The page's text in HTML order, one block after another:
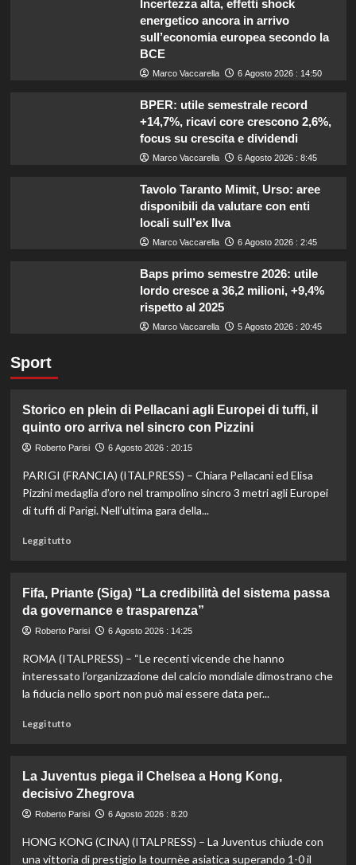
Incertezza alta, effetti shock
energetico ancora in arrivo
sull’economia europea secondo la
BCE
Marco Vaccarella 6 Agosto 2026 : 14:50
BPER: utile semestrale record
+14,7%, ricavi core crescono 2,6%,
focus su crescita e dividendi
Marco Vaccarella 6 Agosto 2026 : 8:45
Tavolo Taranto Mimit, Urso: aree
disponibili da valutare con enti
locali sull’ex Ilva
Marco Vaccarella 6 Agosto 2026 : 2:45
Baps primo semestre 2026: utile
lordo cresce a 36,2 milioni, +9,4%
rispetto al 2025
Marco Vaccarella 5 Agosto 2026 : 20:45
Sport
Storico en plein di Pellacani agli Europei di tuffi, il
quinto oro arriva nel sincro con Pizzini
Roberto Parisi 6 Agosto 2026 : 20:15
PARIGI (FRANCIA) (ITALPRESS) – Chiara Pellacani ed Elisa
Pizzini medaglia d’oro nel trampolino sincro 3 metri agli Europei
di tuffi di Parigi. Nell’ultima gara della...
Leggi tuttoLeggi
Storico
en
plein
Pellacani
agli
Europei
arriva
nel
sincro
Pizzini
Fifa, Priante (Siga) “La credibilità del sistema passa
da governance e trasparenza”
Roberto Parisi 6 Agosto 2026 : 14:25
ROMA (ITALPRESS) – “Le recenti vicende che hanno
interessato l’organizzazione del calcio mondiale dimostrano che
la fiducia nello sport non può mai essere data per...
Leggi tuttoLeggi
Fifa,
Priante
(Siga)
credibilità
del
La Juventus piega il Chelsea a Hong Kong,
decisivo Zhegrova
Roberto Parisi 6 Agosto 2026 : 8:20
HONG KONG (CINA) (ITALPRESS) – La Juventus chiude con
una vittoria di prestigio la tournèe asiatica superando 1-0 il